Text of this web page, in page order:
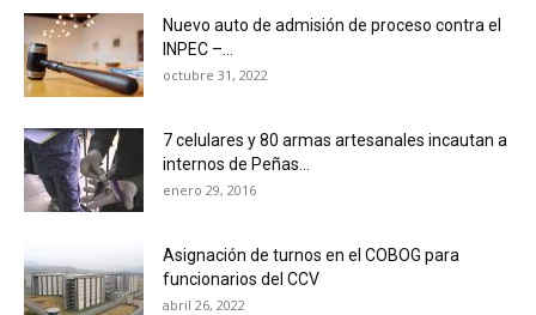
Nuevo auto de admisión de proceso contra el
INPEC –...
octubre 31, 2022
7 celulares y 80 armas artesanales incautan a
internos de Peñas...
enero 29, 2016
Asignación de turnos en el COBOG para
funcionarios del CCV
abril 26, 2022